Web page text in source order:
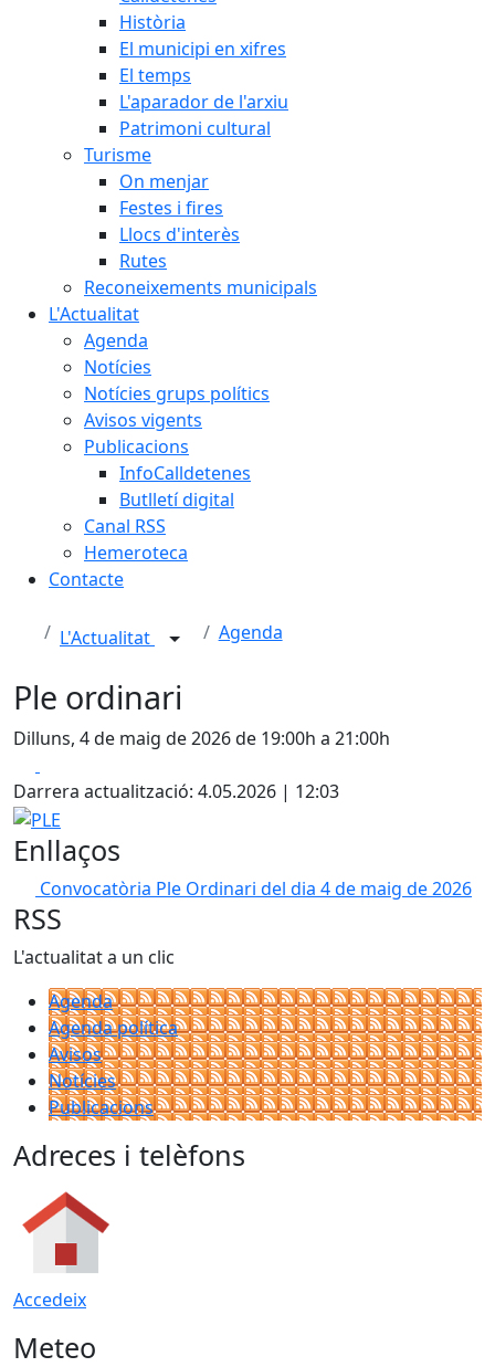
Història
El municipi en xifres
El temps
L'aparador de l'arxiu
Patrimoni cultural
Turisme
On menjar
Festes i fires
Llocs d'interès
Rutes
Reconeixements municipals
L'Actualitat
Agenda
Notícies
Notícies grups polítics
Avisos vigents
Publicacions
InfoCalldetenes
Butlletí digital
Canal RSS
Hemeroteca
Contacte
L'Actualitat Agenda
Ple ordinari
Dilluns, 4 de maig de 2026 de 19:00h a 21:00h
Darrera actualització: 4.05.2026 | 12:03
PLE
Enllaços
Convocatòria Ple Ordinari del dia 4 de maig de 2026
RSS
L'actualitat a un clic
Agenda
Agenda política
Avisos
Notícies
Publicacions
Adreces i telèfons
Accedeix
Meteo